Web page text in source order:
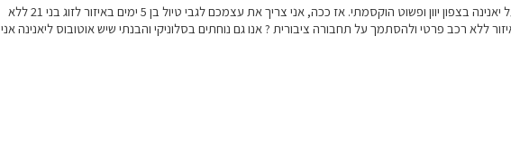
היי, חייב להגיד שקראתי את הכתבה על יאנינה בצפון יוון ופשוט הוקסמתי. אז ככה, אני צריך את עצמכם לגבי טיול בן 5 ימים באיזור לזוג בני 21 ללא
ללא רכב פרטי ולהסתמך על תחבורה ציבורית ? אנו גם נוחתים בסלוניקי והבנתי שיש אוטובוס ליאנינה אני